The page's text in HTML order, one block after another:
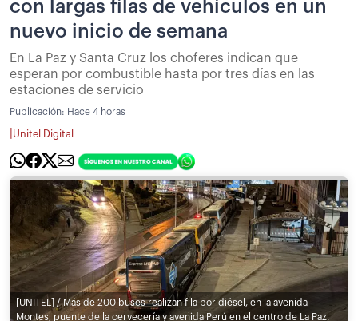
con largas filas de vehículos en un
nuevo inicio de semana
En La Paz y Santa Cruz los choferes indican que
esperan por combustible hasta por tres días en las
estaciones de servicio
Publicación: Hace 4 horas
Unitel Digital
[UNITEL] / Más de 200 buses realizan fila por diésel, en la avenida
Montes, puente de la cervecería y avenida Perú en el centro de La Paz.